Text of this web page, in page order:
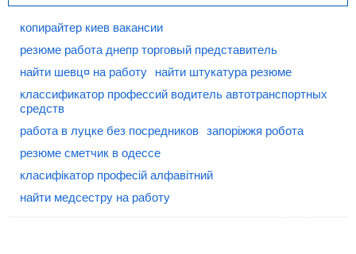
копирайтер киев вакансии
резюме работа днепр торговый представитель
найти шевц¤ на работу
найти штукатура резюме
классификатор профессий водитель автотранспортных
средств
работа в луцке без посредников запоріжжя робота
резюме сметчик в одессе
класифікатор професій алфавітний
найти медсестру на работу